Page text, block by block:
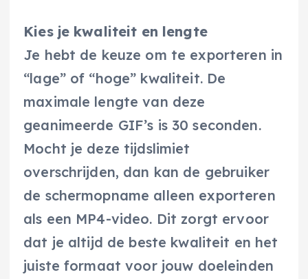
Kies je kwaliteit en lengte
Je hebt de keuze om te exporteren in
“lage” of “hoge” kwaliteit. De
maximale lengte van deze
geanimeerde GIF’s is 30 seconden.
Mocht je deze tijdslimiet
overschrijden, dan kan de gebruiker
de schermopname alleen exporteren
als een MP4-video. Dit zorgt ervoor
dat je altijd de beste kwaliteit en het
juiste formaat voor jouw doeleinden